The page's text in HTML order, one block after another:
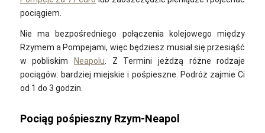
pociągiem.
Nie ma bezpośredniego połączenia kolejowego między
Rzymem a Pompejami, więc będziesz musiał się przesiąść
w pobliskim
Neapolu . Z Termini jeżdżą różne rodzaje
pociągów: bardziej miejskie i pośpieszne. Podróż zajmie Ci
od 1 do 3 godzin.
Pociąg pośpieszny Rzym-Neapol